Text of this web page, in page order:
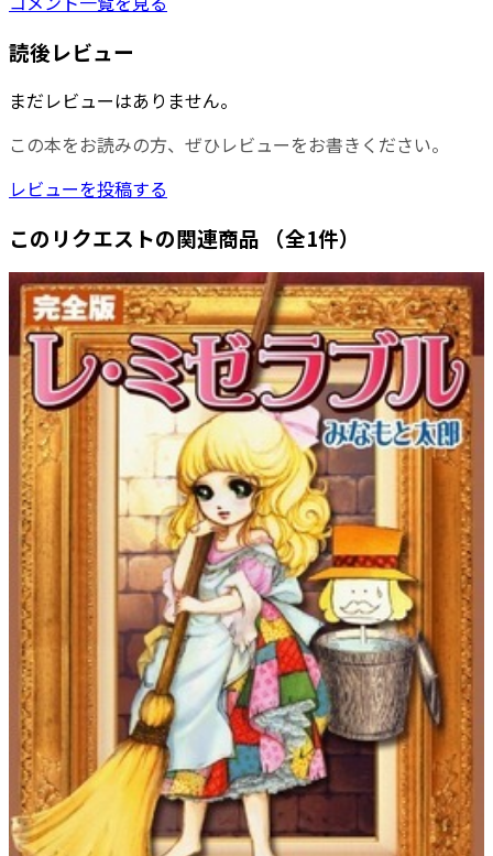
読後レビュー
まだレビューはありません。
この本をお読みの方、ぜひレビューをお書きください。
レビューを投稿する
このリクエストの関連商品 （全1件）